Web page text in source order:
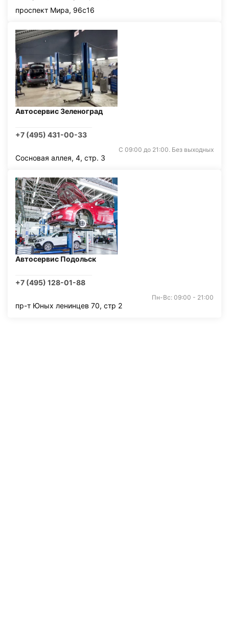
проспект Мира, 96с16
Автосервис Зеленоград
+7 (495) 431-00-33
С 09:00 до 21:00. Без выходных
Сосновая аллея, 4, стр. 3
Автосервис Подольск
+7 (495) 128-01-88
Пн-Вс: 09:00 - 21:00
пр-т Юных ленинцев 70, стр 2